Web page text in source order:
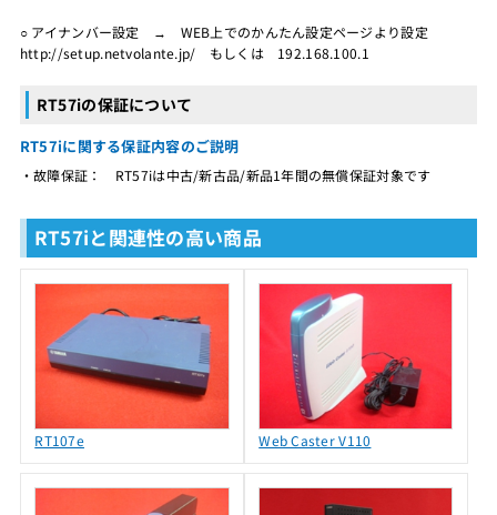
○ アイナンバー設定 → WEB上でのかんたん設定ページより設定
http://setup.netvolante.jp/ もしくは 192.168.100.1
RT57iの保証について
RT57iに関する保証内容のご説明
・故障保証： RT57iは中古/新古品/新品1年間の無償保証対象です
RT57iと関連性の高い商品
RT107e Web Caster V110